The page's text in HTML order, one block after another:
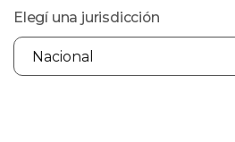
Elegí una jurisdicción